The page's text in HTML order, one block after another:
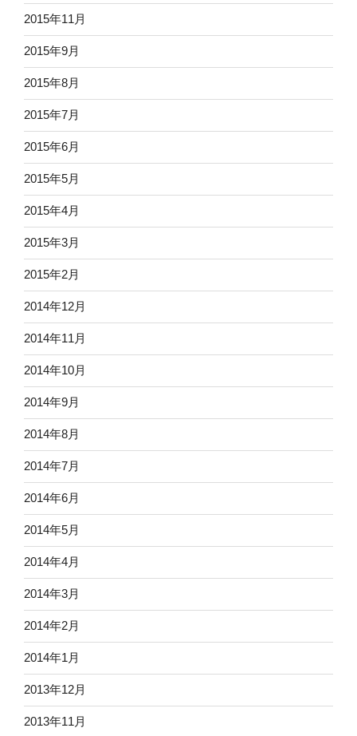
2015年11月
2015年9月
2015年8月
2015年7月
2015年6月
2015年5月
2015年4月
2015年3月
2015年2月
2014年12月
2014年11月
2014年10月
2014年9月
2014年8月
2014年7月
2014年6月
2014年5月
2014年4月
2014年3月
2014年2月
2014年1月
2013年12月
2013年11月